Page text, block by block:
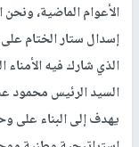
الأعوام الماضية،
إسدال ستار الختام على
الذي شارك فيه الأمناء
السيد الرئيس محمود
يهدف إلى البناء على